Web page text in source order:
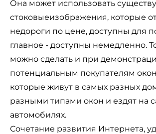
Она может использовать
стоковыеизображения, которые
недороги по цене, доступны для
главное - доступны немедленно.
можно сделать и при
потенциальным покупателям
которые живут в самых разных
разными типами окон и ездят на
автомобилях.
Сочетание развития Интернета,